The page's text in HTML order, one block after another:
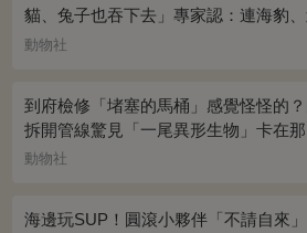
貓、兔子也吞下去」專家認：連海豹
都不放過...
動物社
到府檢修「堵塞的馬桶」感覺怪怪的
拆開管線驚見「一尾異形生物」卡在那
動物社
海邊玩SUP！圓滾小夥伴「不請自來